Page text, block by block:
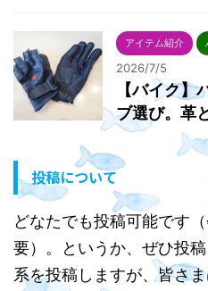
アイテム紹介
2026/7/5
【バイク】
ブ選び。革
投稿について
どなたでも投稿可能です
要）。というか、ぜひ投
系を投稿しますが、皆さ